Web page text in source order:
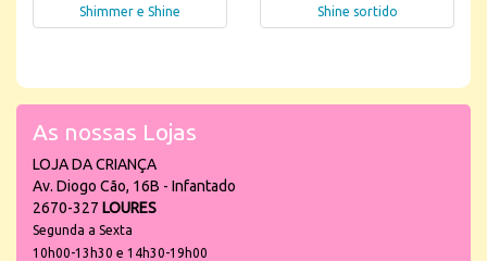
Shimmer e Shine
Shine sortido
As nossas Lojas
LOJA DA CRIANÇA
Av. Diogo Cão, 16B - Infantado
2670-327 LOURES
Segunda a Sexta
10h00-13h30 e 14h30-19h00